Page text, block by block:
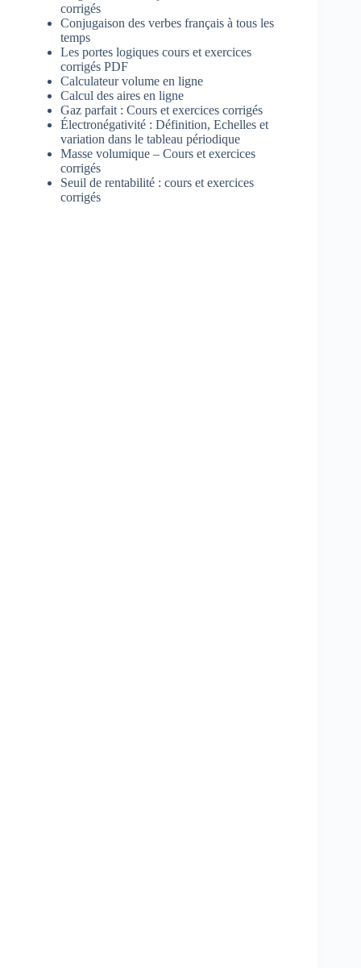
corrigés
Conjugaison des verbes français à tous les
temps
Les portes logiques cours et exercices
corrigés PDF
Calculateur volume en ligne
Calcul des aires en ligne
Gaz parfait : Cours et exercices corrigés
Électronégativité : Définition, Echelles et
variation dans le tableau périodique
Masse volumique – Cours et exercices
corrigés
Seuil de rentabilité : cours et exercices
corrigés